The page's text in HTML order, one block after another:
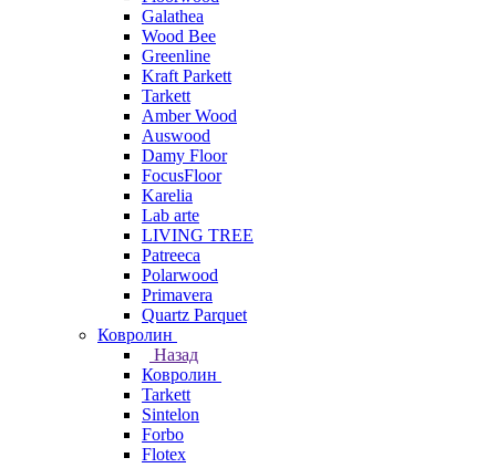
Galathea
Wood Bee
Greenline
Kraft Parkett
Tarkett
Amber Wood
Auswood
Damy Floor
FocusFloor
Karelia
Lab arte
LIVING TREE
Patreeca
Polarwood
Primavera
Quartz Parquet
Ковролин
Назад
Ковролин
Tarkett
Sintelon
Forbo
Flotex